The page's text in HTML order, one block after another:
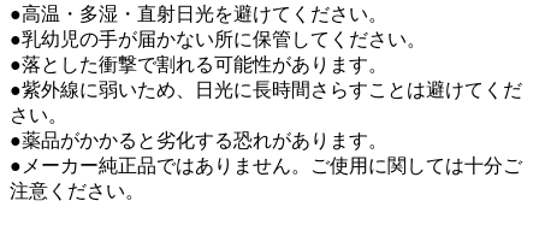
●高温・多湿・直射日光を避けてください。
●乳幼児の手が届かない所に保管してください。
●落とした衝撃で割れる可能性があります。
●紫外線に弱いため、日光に長時間さらすことは避けてくだ
さい。
●薬品がかかると劣化する恐れがあります。
●メーカー純正品ではありません。ご使用に関しては十分ご
注意ください。